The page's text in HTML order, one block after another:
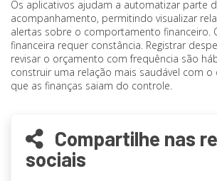
Os aplicativos ajudam a automatizar parte
acompanhamento, permitindo visualizar
alertas sobre o comportamento financeiro.
financeira requer constância. Registrar
revisar o orçamento com frequência são
construir uma relação mais saudável com o
que as finanças saiam do controle.
Compartilhe nas
sociais